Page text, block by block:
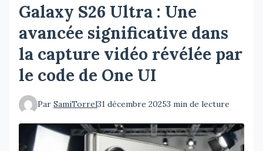
Galaxy S26 Ultra : Une
avancée significative dans
la capture vidéo révélée par
le code de One UI
Par SamiTorrel31 décembre 20253 min de lecture